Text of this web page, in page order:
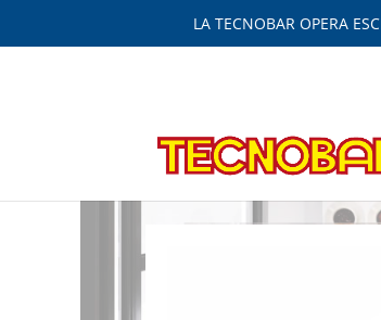
LA TECNOBAR OPERA